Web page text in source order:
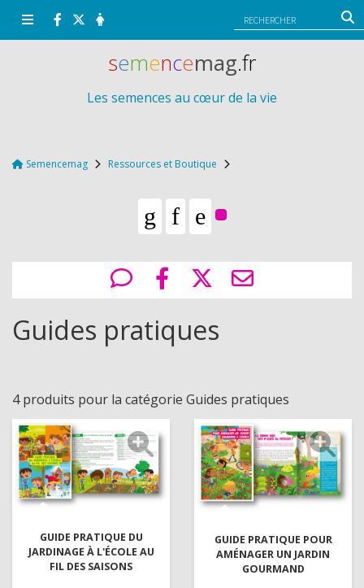
Semencemag Ressources et Boutique
Guides pratiques
4 produits pour la catégorie Guides pratiques
GUIDE PRATIQUE DU
JARDINAGE À L'ÉCOLE AU
FIL DES SAISONS
GUIDE PRATIQUE POUR
AMÉNAGER UN JARDIN
GOURMAND
semencemag.fr
Les semences au cœur de la vie
Panneau de gestion des cookies